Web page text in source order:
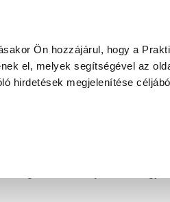
Ön hozzájárul, hogy a
el, melyek segítségével az
hirdetések megjelenítése